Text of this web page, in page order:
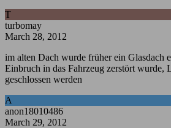
T
turbomay
March 28, 2012
im alten Dach wurde früher ein Glasdach
Einbruch in das Fahrzeug zerstört wurde,
geschlossen werden
A
anon18010486
March 29, 2012